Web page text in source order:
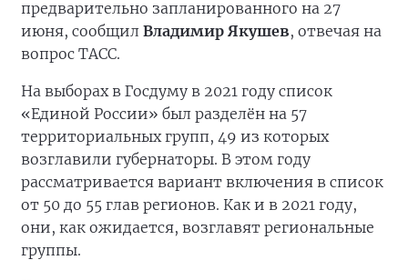
предварительно запланированного на 27
июня, сообщил Владимир Якушев, отвечая на
вопрос ТАСС.
На выборах в Госдуму в 2021 году список
«Единой России» был разделён на 57
территориальных групп, 49 из которых
возглавили губернаторы. В этом году
рассматривается вариант включения в список
от 50 до 55 глав регионов. Как и в 2021 году,
они, как ожидается, возглавят региональные
группы.